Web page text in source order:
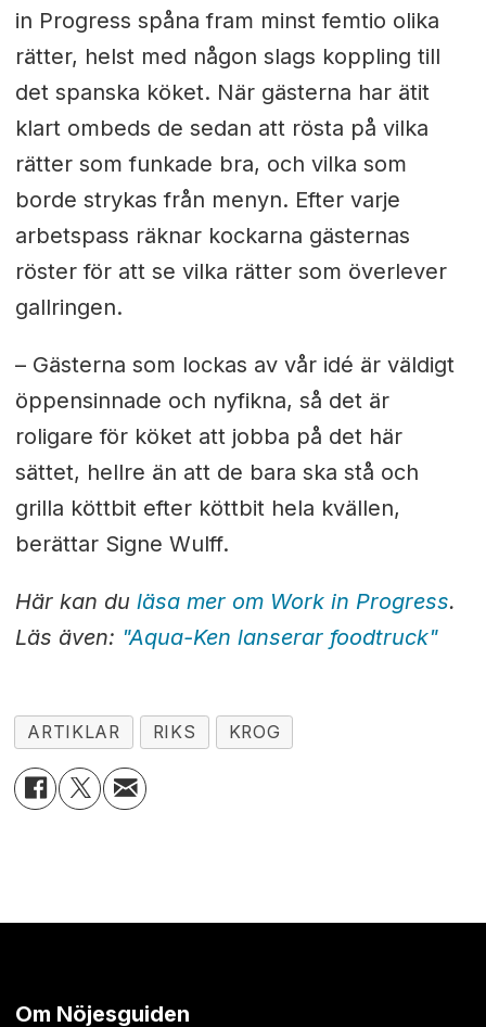
in Progress spåna fram minst femtio olika
rätter, helst med någon slags koppling till
det spanska köket. När gästerna har ätit
klart ombeds de sedan att rösta på vilka
rätter som funkade bra, och vilka som
borde strykas från menyn. Efter varje
arbetspass räknar kockarna gästernas
röster för att se vilka rätter som överlever
gallringen.
– Gästerna som lockas av vår idé är väldigt
öppensinnade och nyfikna, så det är
roligare för köket att jobba på det här
sättet, hellre än att de bara ska stå och
grilla köttbit efter köttbit hela kvällen,
berättar Signe Wulff.
Här kan du läsa mer om Work in Progress.
Läs även: "Aqua-Ken lanserar foodtruck"
ARTIKLAR RIKS KROG
Om Nöjesguiden